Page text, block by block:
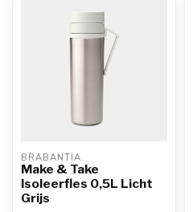
BRABANTIA
Make & Take
Isoleerfles 0,5L Licht
Grijs